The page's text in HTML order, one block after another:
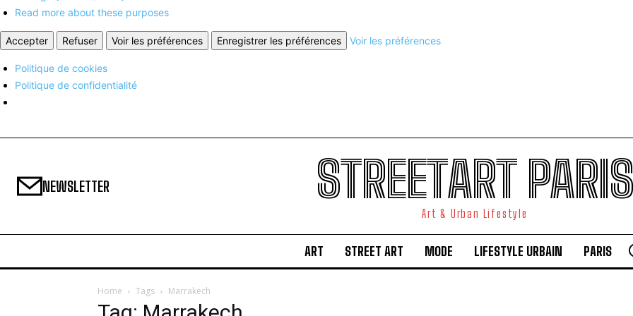
Read more about these purposes
Accepter Refuser Voir les préférences Enregistrer les préférences Voir les préférences
Politique de cookies
Politique de confidentialité
NEWSLETTER STREETART PARIS
Art & Urban Lifestyle
ART STREET ART MODE LIFESTYLE URBAIN PARIS
Home Tags Marrakech